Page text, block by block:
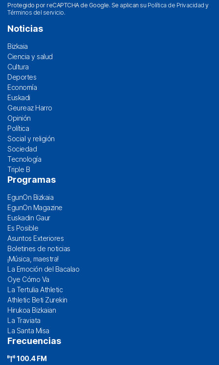
Protegido por reCAPTCHA de Google. Se aplican su Política de Privacidad y
Términos del servicio.
Noticias
Bizkaia
Ciencia y salud
Cultura
Deportes
Economía
Euskadi
Geureaz Harro
Opinión
Política
Social y religión
Sociedad
Tecnología
Triple B
Programas
EgunOn Bizkaia
EgunOn Magazine
Euskadin Gaur
Es Posible
Asuntos Exteriores
Boletines de noticias
¡Música, maestra!
La Emoción del Bacalao
Oye Cómo Va
La Tertulia Athletic
Athletic Beti Zurekin
Hirukoa Bizkaian
La Traviata
La Santa Misa
Frecuencias
100.4 FM